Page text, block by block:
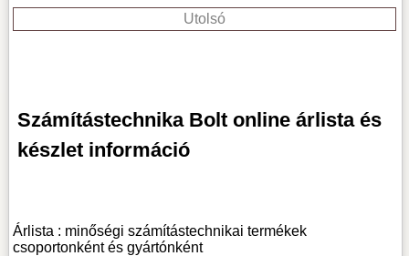
Utolsó
Számítástechnika Bolt online árlista és
készlet információ
Árlista : minőségi számítástechnikai termékek
csoportonként és gyártónként